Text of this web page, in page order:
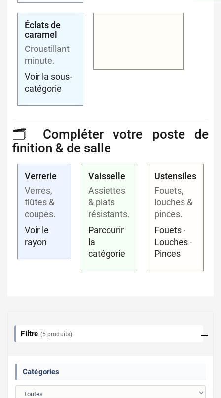
Éclats de
caramel
Croustillant
minute.
Voir la sous-
catégorie
🗂️ Compléter votre poste de
finition & de salle
Verrerie
Verres,
flûtes &
coupes.
Voir le
rayon
Vaisselle
Assiettes
& plats
résistants.
Parcourir
la
catégorie
Ustensiles
Fouets,
louches &
pinces.
Fouets ·
Louches ·
Pinces
Filtre (5 produits)
Catégories